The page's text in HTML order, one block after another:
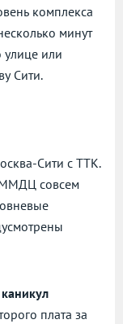
комплекса
минут
или
Сити.
Сити с ТТК.
ММДЦ совсем
плата за